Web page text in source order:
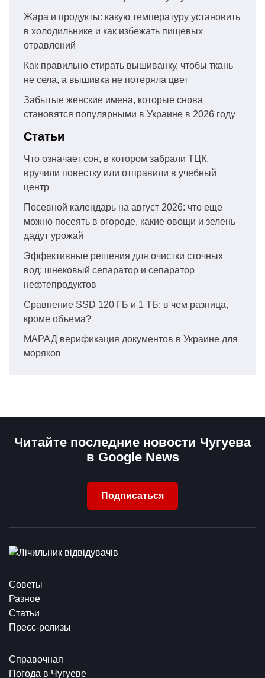
Жара и продукты: какую температуру установить
в холодильнике и как избежать пищевых
отравлений
Как правильно стирать вышиванку, чтобы ткань
не села, а вышивка не потеряла цвет
Забытые женские имена, которые снова
становятся популярными в Украине в 2026 году
Статьи
Что означает сон, в котором забрали ТЦК,
вручили повестку или отправили в учебный
центр
Посевной календарь на август 2026: что еще
можно посеять в огороде, какие овощи и зелень
дадут урожай
Эффективные решения для очистки сточных
вод: шнековый сепаратор и сепаратор
нефтепродуктов
Сравнение SSD 120 ГБ и 1 ТБ: в чем разница,
кроме объема?
МАРАД верификация документов в Украине для
моряков
Читайте последние новости Чугуева
в Google News
Подписаться
Советы
Разное
Статьи
Пресс-релизы
Справочная
Погода в Чугуеве